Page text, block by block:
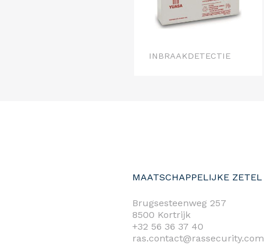
INBRAAKDETECTIE
MAATSCHAPPELIJKE ZETEL
Brugsesteenweg 257
8500 Kortrijk
+32 56 36 37 40
ras.contact@rassecurity.com